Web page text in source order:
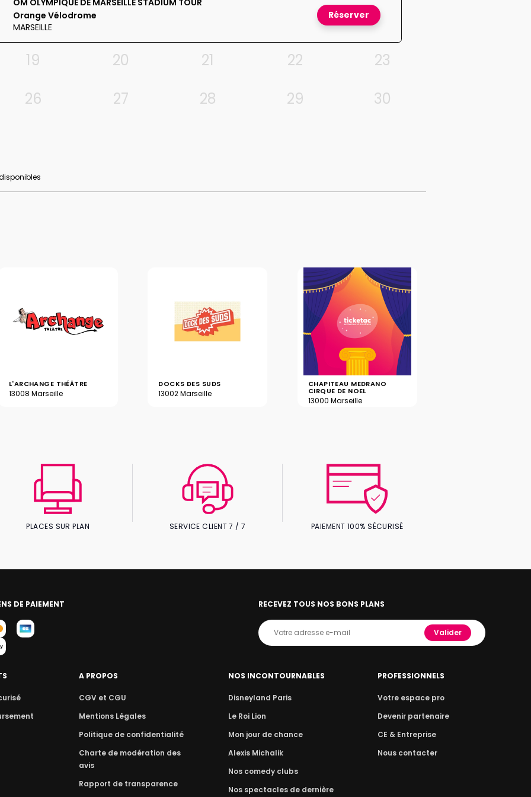
Orange Vélodrome
MARSEILLE
Réserver
19 20 21 22
23
26
27 28 29 30
L'ARCHANGE THÉÂTRE
13008 Marseille
DOCKS DES SUDS
13002 Marseille
CHAPITEAU MEDRANO
CIRQUE DE NOEL
13000 Marseille
PLACES SUR PLAN SERVICE CLIENT 7 / 7 PAIEMENT 100% SÉCURISÉ
DE PAIEMENT RECEVEZ TOUS NOS BONS PLANS
Valider
A PROPOS
CGV et CGU
Mentions Légales
Politique de confidentialité
Charte de modération des
avis
Rapport de transparence
NOS INCONTOURNABLES
Disneyland Paris
Le Roi Lion
Mon jour de chance
Alexis Michalik
Nos comedy clubs
Nos spectacles de dernière
PROFESSIONNELS
Votre espace pro
Devenir partenaire
CE & Entreprise
Nous contacter